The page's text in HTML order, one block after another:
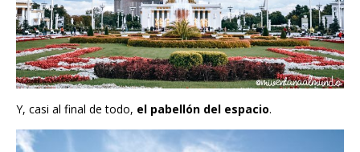
Y, casi al final de todo, el pabellón del espacio.